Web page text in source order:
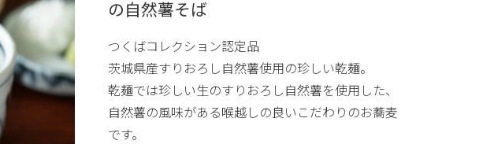
の自然薯そば
つくばコレクション認定品
茨城県産すりおろし自然薯使用の珍しい乾麺。
乾麺では珍しい生のすりおろし自然薯を使用した、
自然薯の風味がある喉越しの良いこだわりのお蕎麦
です。